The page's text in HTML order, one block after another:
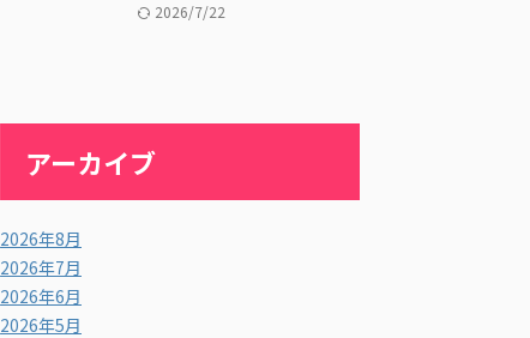
2026/7/22
アーカイブ
2026年8月
2026年7月
2026年6月
2026年5月